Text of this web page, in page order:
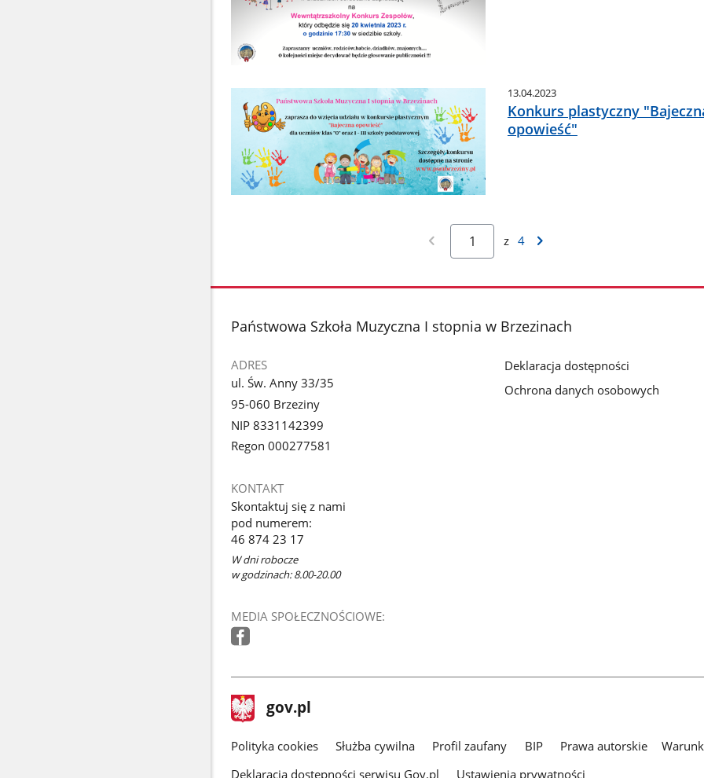
13.04.2023
Konkurs plastyczny
opowieść"
z 4
stopka
Państwowa Szkoła Muzyczna I stopnia w Brzezinach
ADRES
ul. Św. Anny 33/35
95-060 Brzeziny
NIP 8331142399
Regon 000277581
KONTAKT
Skontaktuj się z nami
pod numerem:
46 874 23 17
W dni robocze
w godzinach: 8.00-20.00
MEDIA SPOŁECZNOŚCIOWE:
Deklaracja dostępności
Ochrona danych osobowych
stopka
gov.pl Strona
gov.pl
gov.pl
Polityka cookies Służba cywilna Profil zaufany BIP Prawa autorskie
Deklaracja dostępności serwisu Gov.pl
Ustawienia prywatności